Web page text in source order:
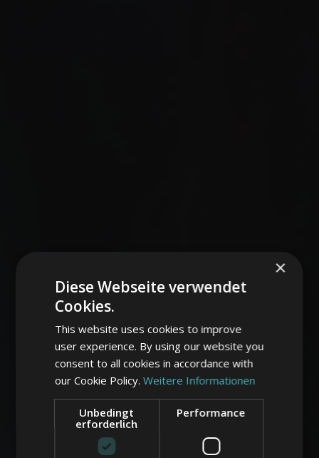
×
Diese Webseite verwendet
Cookies.
This website uses cookies to improve
user experience. By using our website you
consent to all cookies in accordance with
our Cookie Policy.Weitere Informationen
Unbedingt
erforderlich
Performance